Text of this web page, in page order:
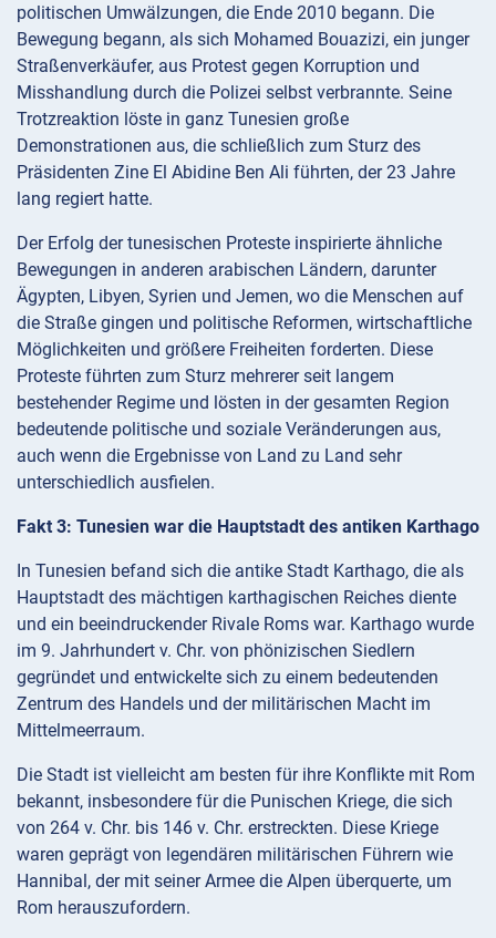
politischen Umwälzungen, die Ende 2010 begann. Die
Bewegung begann, als sich Mohamed Bouazizi, ein junger
Straßenverkäufer, aus Protest gegen Korruption und
Misshandlung durch die Polizei selbst verbrannte. Seine
Trotzreaktion löste in ganz Tunesien große
Demonstrationen aus, die schließlich zum Sturz des
Präsidenten Zine El Abidine Ben Ali führten, der 23 Jahre
lang regiert hatte.
Der Erfolg der tunesischen Proteste inspirierte ähnliche
Bewegungen in anderen arabischen Ländern, darunter
Ägypten, Libyen, Syrien und Jemen, wo die Menschen auf
die Straße gingen und politische Reformen, wirtschaftliche
Möglichkeiten und größere Freiheiten forderten. Diese
Proteste führten zum Sturz mehrerer seit langem
bestehender Regime und lösten in der gesamten Region
bedeutende politische und soziale Veränderungen aus,
auch wenn die Ergebnisse von Land zu Land sehr
unterschiedlich ausfielen.
Fakt 3: Tunesien war die Hauptstadt des antiken Karthago
In Tunesien befand sich die antike Stadt Karthago, die als
Hauptstadt des mächtigen karthagischen Reiches diente
und ein beeindruckender Rivale Roms war. Karthago wurde
im 9. Jahrhundert v. Chr. von phönizischen Siedlern
gegründet und entwickelte sich zu einem bedeutenden
Zentrum des Handels und der militärischen Macht im
Mittelmeerraum.
Die Stadt ist vielleicht am besten für ihre Konflikte mit Rom
bekannt, insbesondere für die Punischen Kriege, die sich
von 264 v. Chr. bis 146 v. Chr. erstreckten. Diese Kriege
waren geprägt von legendären militärischen Führern wie
Hannibal, der mit seiner Armee die Alpen überquerte, um
Rom herauszufordern.